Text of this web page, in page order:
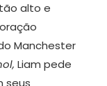
alto e
Manchester
Liam pede